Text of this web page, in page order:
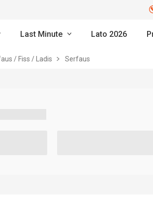
Last Minute Lato 2026
/ Fiss / Ladis Serfaus